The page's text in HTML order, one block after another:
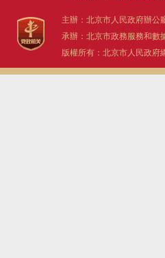
個人服務 法人服
主辦：北京市人民政府辦公
承辦：北京市政務服務和數
版權所有：北京市人民政府